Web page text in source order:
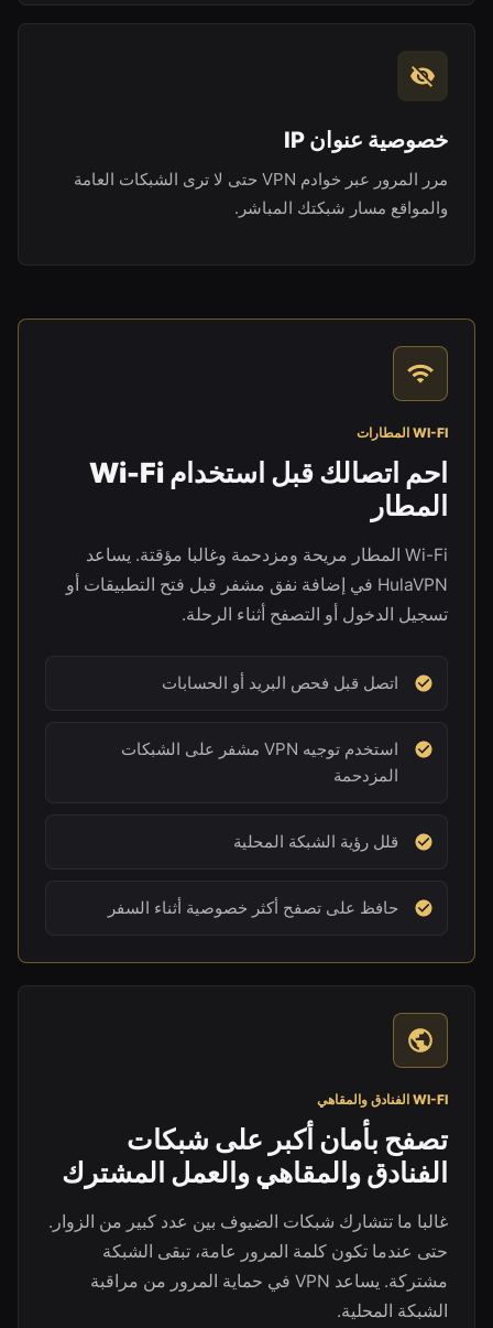
خصوصية عنوان IP
مرر المرور عبر خوادم VPN حتى لا ترى الشبكات العامة
والمواقع مسار شبكتك المباشر.
WI-FI المطارات
احم اتصالك قبل استخدام Wi-Fi
المطار
Wi-Fi المطار مريحة ومزدحمة وغالبا مؤقتة. يساعد
HulaVPN في إضافة نفق مشفر قبل فتح التطبيقات أو
تسجيل الدخول أو التصفح أثناء الرحلة.
اتصل قبل فحص البريد أو الحسابات
استخدم توجيه VPN مشفر على الشبكات
المزدحمة
قلل رؤية الشبكة المحلية
حافظ على تصفح أكثر خصوصية أثناء السفر
WI-FI الفنادق والمقاهي
تصفح بأمان أكبر على شبكات
الفنادق والمقاهي والعمل المشترك
غالبا ما تتشارك شبكات الضيوف بين عدد كبير من الزوار.
حتى عندما تكون كلمة المرور عامة، تبقى الشبكة
مشتركة. يساعد VPN في حماية المرور من مراقبة
الشبكة المحلية.